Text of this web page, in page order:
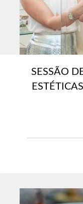
SESSÃO